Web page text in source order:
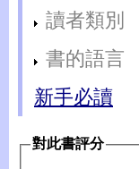
讀者類別
書的語言
新手必讀
對此書評分